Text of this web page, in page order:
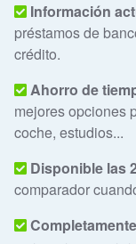
Información
préstamos de
crédito.
Ahorro de
mejores opciones
coche, estudios...
Disponible las
comparador